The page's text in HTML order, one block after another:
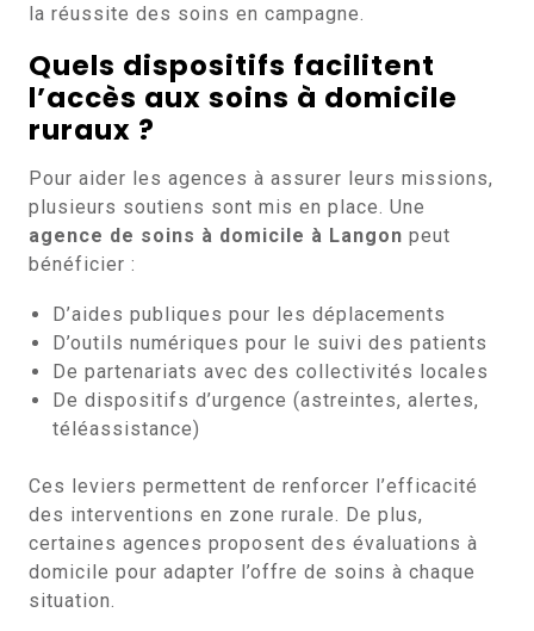
la réussite des soins en campagne.
Quels dispositifs facilitent
l’accès aux soins à domicile
ruraux ?
Pour aider les agences à assurer leurs missions,
plusieurs soutiens sont mis en place. Une
agence de soins à domicile à Langon peut
bénéficier :
D’aides publiques pour les déplacements
D’outils numériques pour le suivi des patients
De partenariats avec des collectivités locales
De dispositifs d’urgence (astreintes, alertes,
téléassistance)
Ces leviers permettent de renforcer l’efficacité
des interventions en zone rurale. De plus,
certaines agences proposent des évaluations à
domicile pour adapter l’offre de soins à chaque
situation.